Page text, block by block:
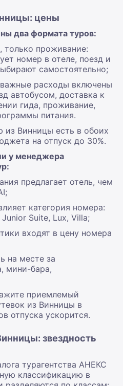
цены
два формата туров:
только проживание:
номер в отеле, поезд и
самостоятельно;
расходы включены
автобусом, доставка к
гида, проживание,
питания.
Винницы есть в обоих
на отпуск до 30%.
у менеджера
предлагает отель, чем
категория номера:
Junior Suite, Lux, Villa;
входят в цену номера
на месте за
мини-бара,
приемлемый
из Винницы в
отпуска ускорится.
звездность
турагентства АНЕКС
классификацию в